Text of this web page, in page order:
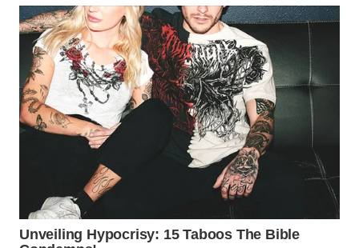
WN
TAPANULI
SELATAN
WN
TANJUNG
LESUNG
WN
SIMALUNGUN